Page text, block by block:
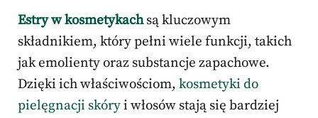
Estry w kosmetykachsą kluczowym
składnikiem, który pełni wiele funkcji, takich
jak emolienty oraz substancje zapachowe.
Dzięki ich właściwościom, kosmetyki do
pielęgnacji skóryi włosów stają się bardziej